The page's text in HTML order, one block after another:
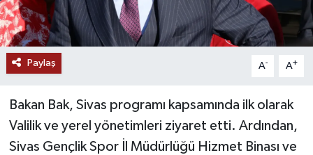
Paylaş A- A+
Bakan Bak, Sivas programı kapsamında ilk olarak
Valilik ve yerel yönetimleri ziyaret etti. Ardından,
Sivas Gençlik Spor İl Müdürlüğü Hizmet Binası ve
TEKNOLOJİ
YAŞAM